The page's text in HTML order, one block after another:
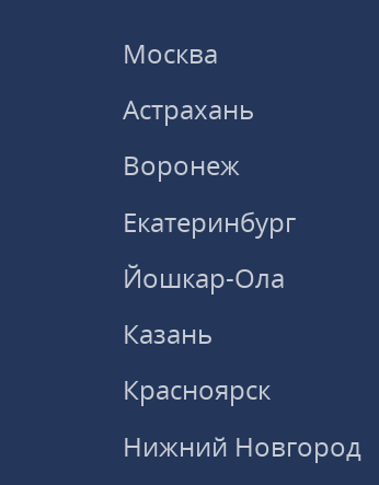
Москва
Астрахань
Воронеж
Екатеринбург
Йошкар-Ола
Казань
Красноярск
Нижний Новгород